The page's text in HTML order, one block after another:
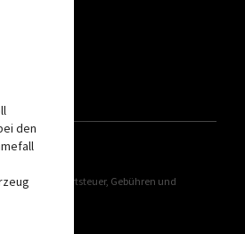
Mehrwertsteuer, Gebühren und
den